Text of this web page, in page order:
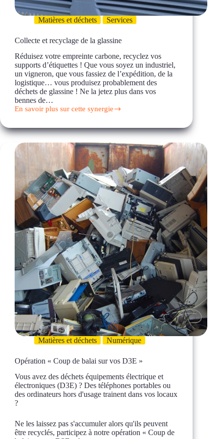
Matières et déchets Services
Collecte et recyclage de la glassine
Réduisez votre empreinte carbone, recyclez vos
supports d’étiquettes ! Que vous soyez un industriel,
un vigneron, que vous fassiez de l’expédition, de la
logistique… vous produisez probablement des
déchets de glassine ! Ne la jetez plus dans vos
bennes de…
En savoir plus sur cette synergie
Collecte
recyclage
de
la
glassine
Matières et déchets Numérique
Opération « Coup de balai sur vos D3E »
Vous avez des déchets équipements électrique et
électroniques (D3E) ? Des téléphones portables ou
des ordinateurs hors d'usage trainent dans vos locaux
?
Ne les laissez pas s'accumuler alors qu'ils peuvent
être recyclés, participez à notre opération « Coup de